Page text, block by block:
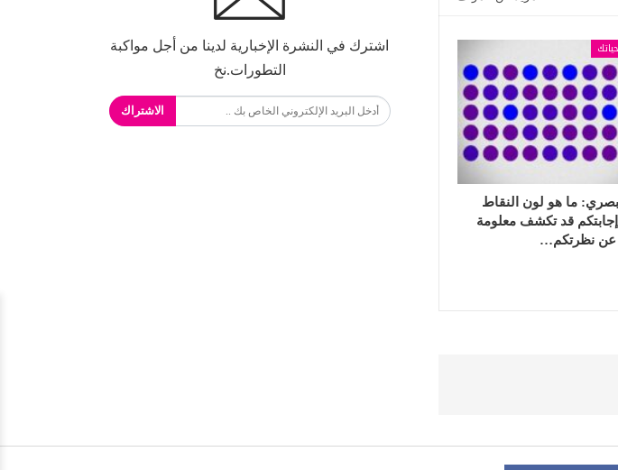
ما هو لون النقاط
إجابتكم قد تكشف معلومة
عن نظرتكم…
اشترك في النشرة الإخبارية لدينا من أجل مواكبة
التطورات.نخ
الاشتراك